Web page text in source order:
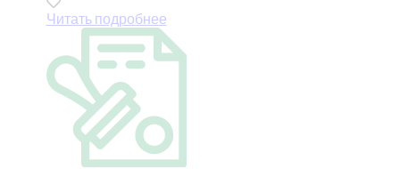
Читать подробнее